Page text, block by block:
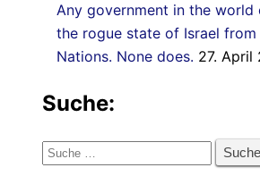
Any government in the world
the rogue state of Israel
Nations. None does. 27. April
Suche:
Suche